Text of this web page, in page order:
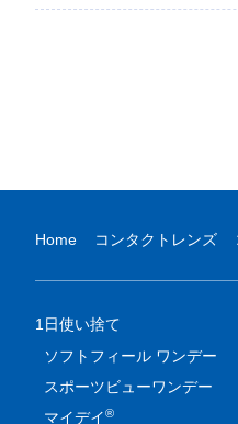
Home コンタクトレンズ
1日使い捨て
ソフトフィール ワンデー
スポーツビューワンデー
マイデイ®